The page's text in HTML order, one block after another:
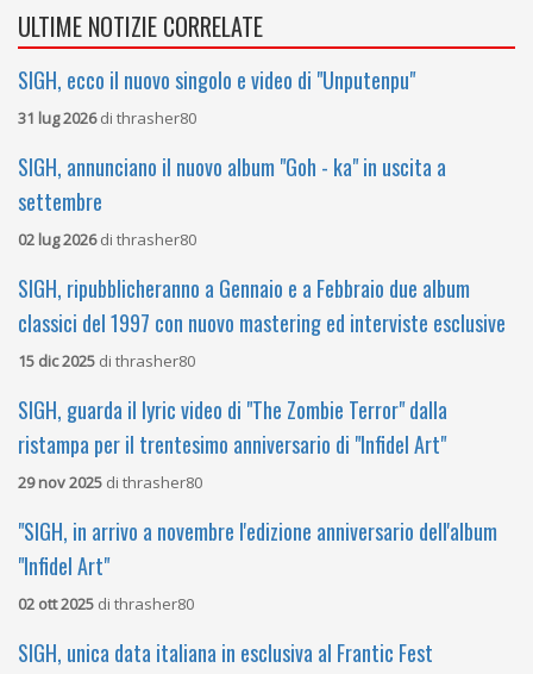
ULTIME NOTIZIE CORRELATE
SIGH, ecco il nuovo singolo e video di "Unputenpu"
31 lug 2026di thrasher80
SIGH, annunciano il nuovo album "Goh - ka" in uscita a
settembre
02 lug 2026di thrasher80
SIGH, ripubblicheranno a Gennaio e a Febbraio due album
classici del 1997 con nuovo mastering ed interviste esclusive
15 dic 2025 di thrasher80
SIGH, guarda il lyric video di "The Zombie Terror" dalla
ristampa per il trentesimo anniversario di "Infidel Art"
29 nov 2025 di thrasher80
"SIGH, in arrivo a novembre l'edizione anniversario dell'album
"Infidel Art"
02 ott 2025 di thrasher80
SIGH, unica data italiana in esclusiva al Frantic Fest